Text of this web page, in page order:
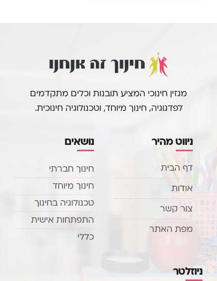
מגזין חינוכי המציע תובנות וכלים מתקדמים
לפדגוגיה, חינוך מיוחד, וטכנולוגיה חינוכית.
ניווט מהיר
דף הבית
אודות
צור קשר
מפת האתר
נושאים
חינוך חברתי
חינוך מיוחד
טכנולוגיה בחינוך
התפתחות אישית
כללי
ניוזלטר